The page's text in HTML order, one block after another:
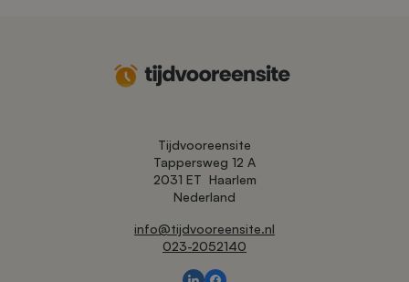
Tijdvooreensite
Tappersweg 12 A
2031 ET Haarlem
Nederland
info@tijdvooreensite.nl
023-2052140